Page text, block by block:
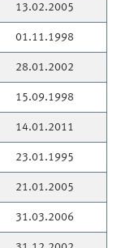
13.02.2005
01.11.1998
28.01.2002
15.09.1998
14.01.2011
23.01.1995
21.01.2005
31.03.2006